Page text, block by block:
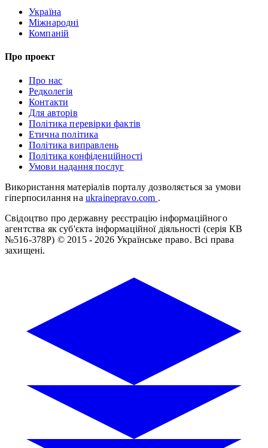
Україна
Міжнародні
Компаній
Про проект
Про нас
Редколегія
Контакти
Для авторів
Політика перевірки фактів
Етична політика
Політика виправлень
Політика конфіденційності
Умови надання послуг
Використання матеріалів порталу дозволяється за умови
гіперпосилання на ukrainepravo.com .
Свідоцтво про державну реєстрацію інформаційного
агентства як суб'єкта інформаційної діяльності (серія КВ
№516-378Р) © 2015 - 2026 Українське право. Всі права
захищені.